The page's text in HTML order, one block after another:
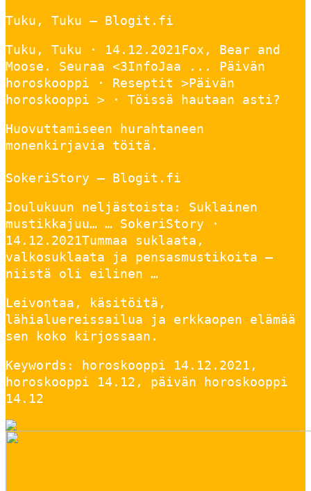
Tuku, Tuku – Blogit.fi
Tuku, Tuku · 14.12.2021Fox, Bear and
Moose. Seuraa <3InfoJaa ... Päivän
horoskooppi · Reseptit >Päivän
horoskooppi > · Töissä hautaan asti?
Huovuttamiseen hurahtaneen
monenkirjavia töitä.
SokeriStory – Blogit.fi
Joulukuun neljästoista: Suklainen
mustikkajuu… … SokeriStory ·
14.12.2021Tummaa suklaata,
valkosuklaata ja pensasmustikoita –
niistä oli eilinen …
Leivontaa, käsitöitä,
lähialuereissailua ja erkkaopen elämää
sen koko kirjossaan.
Keywords: horoskooppi 14.12.2021,
horoskooppi 14.12, päivän horoskooppi
14.12